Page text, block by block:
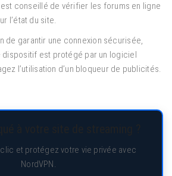
conseillé de vérifier les forums en ligne
l’état du site.
de garantir une connexion sécurisée,
dispositif est protégé par un logiciel
l’utilisation d’un bloqueur de publicités.
et protégez votre vie privée avec
NordVPN.